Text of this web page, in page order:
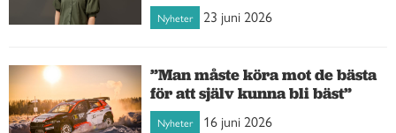
Nyheter 23 juni 2026
”Man måste köra mot de bästa
för att själv kunna bli bäst”
Nyheter 16 juni 2026